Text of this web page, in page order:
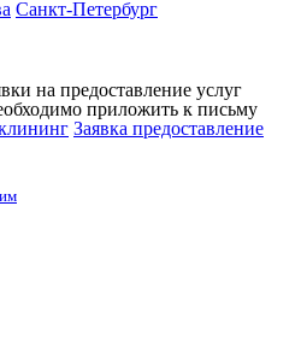
Санкт-Петербург
на предоставление услуг
приложить к письму
Заявка предоставление